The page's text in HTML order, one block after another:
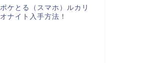
ポケとる（スマホ）ルカリ
オナイト入手方法！